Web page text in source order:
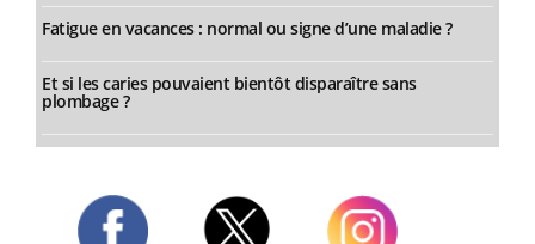
Fatigue en vacances : normal ou signe d’une maladie ?
Et si les caries pouvaient bientôt disparaître sans
plombage ?